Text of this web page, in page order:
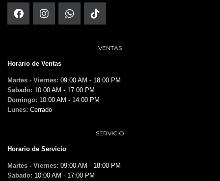
VENTAS
Horario de Ventas
Martes - Viernes: 09:00 AM - 18:00 PM
Sabado: 10:00 AM - 17:00 PM
Domingo: 10:00 AM - 14:00 PM
Lunes: Cerrado
SERVICIO
Horario de Servicio
Martes - Viernes: 09:00 AM - 18:00 PM
Sabado: 10:00 AM - 17:00 PM